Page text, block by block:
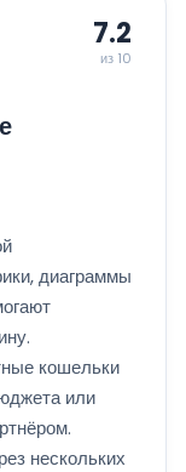
7.2
из 10
диаграммы
кошельки
или
нескольких